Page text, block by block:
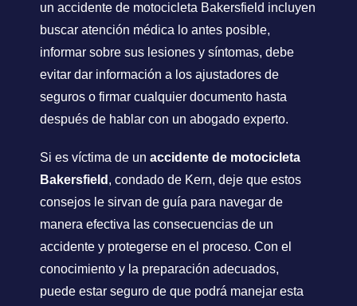
un accidente de motocicleta Bakersfield incluyen
buscar atención médica lo antes posible,
informar sobre sus lesiones y síntomas, debe
evitar dar información a los ajustadores de
seguros o firmar cualquier documento hasta
después de hablar con un abogado experto.
Si es víctima de un accidente de motocicleta
Bakersfield , condado de Kern, deje que estos
consejos le sirvan de guía para navegar de
manera efectiva las consecuencias de un
accidente y protegerse en el proceso. Con el
conocimiento y la preparación adecuados,
puede estar seguro de que podrá manejar esta